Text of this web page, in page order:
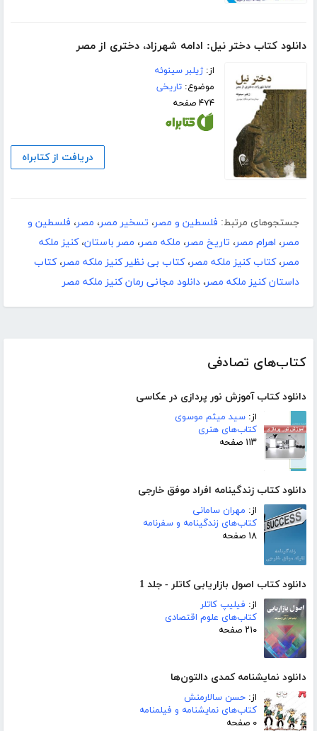
کتاب‌های تصادفی
دانلود کتاب آموزش نور پردازی در عکاسی
از: سید میثم موسوی
کتاب‌های هنری
۱۱۳ صفحه
دانلود کتاب زندگینامه افراد موفق خارجی
از: مهران سامانی
کتاب‌های زندگینامه و سفرنامه
۱۸ صفحه
دانلود کتاب اصول بازاریابی کاتلر - جلد 1
از: فیلیپ کاتلر
کتاب‌های علوم اقتصادی
۲۱۰ صفحه
دانلود نمایشنامه کمدی دالتون‌ها
از: حسن سالارمنش
کتاب‌های نمایشنامه و فیلمنامه
۰ صفحه
دانلود کتاب دختر نیل: ادامه شهرزاد، دختری از مصر
از:ژیلبر سینوئه
موضوع:تاریخی
۴۷۴ صفحه
دریافت از کتابراه
جستجوهای مرتبط: فلسطین و مصر، تسخیر مصر، مصر، فلسطین و
مصر، اهرام مصر، تاریخ مصر، ملکه مصر، مصر باستان،کنیز ملکه
مصر،کتاب کنیز ملکه مصر،کتاب بی نظیر کنیز ملکه مصر،کتاب
داستان کنیز ملکه مصر، دانلود مجانی رمان کنیز ملکه مصر